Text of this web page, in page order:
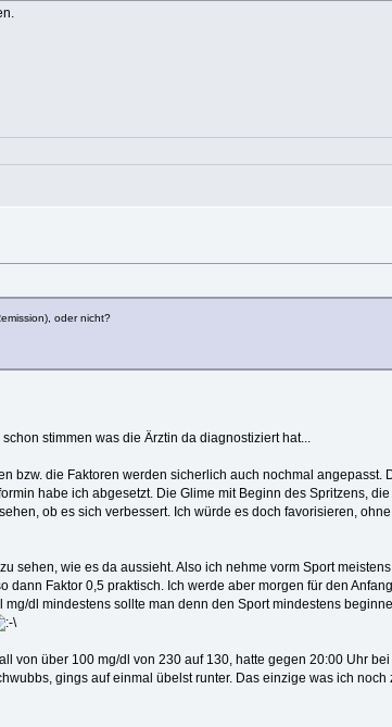
oder nicht?
stimmen was die Ärztin da diagnostiziert hat...
bzw. die Faktoren werden sicherlich auch nochmal angepasst.
habe ich abgesetzt. Die Glime mit Beginn des Spritzens, die
ob es sich verbessert. Ich würde es doch favorisieren, ohne
sehen, wie es da aussieht. Also ich nehme vorm Sport
Faktor 0,5 praktisch. Ich werde aber morgen für den
dl mindestens sollte man denn den Sport mindestens
von über 100 mg/dl von 230 auf 130, hatte gegen 20:00 Uhr bei
gings auf einmal übelst runter. Das einzige was ich noch